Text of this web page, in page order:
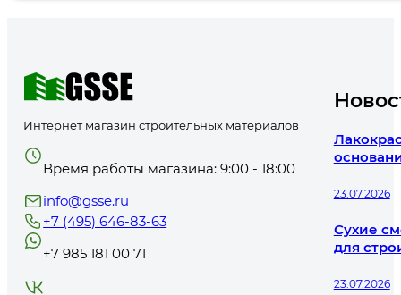
Интернет магазин строительных материалов
Время работы магазина: 9:00 - 18:00
info@gsse.ru
+7 (495) 646-83-63
+7 985 181 00 71
23.07.2026
Сухие
для
23.07.2026